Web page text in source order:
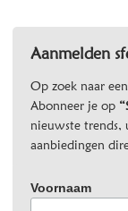
Aanmelden
Op zoek naar
Abonneer je op
nieuwste trends,
aanbiedingen
Voornaam